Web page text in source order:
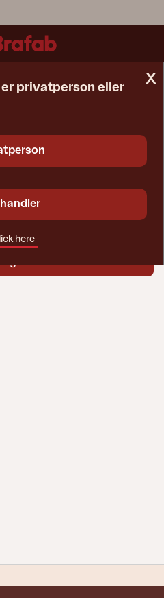
x
privatperson eller
here